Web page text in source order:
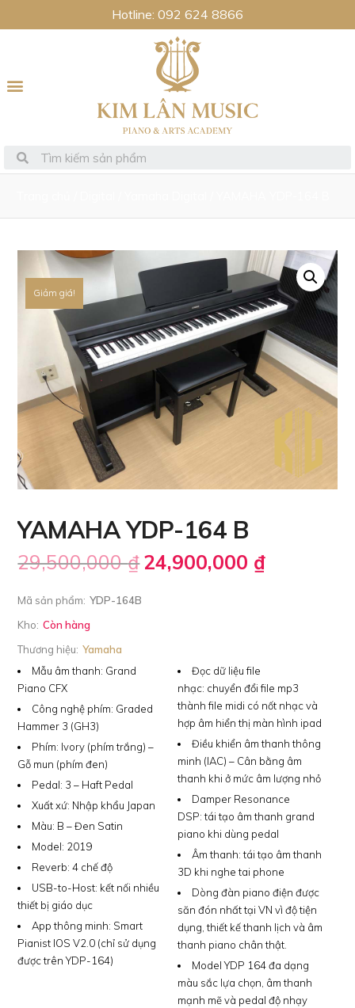
Hotline: 092 624 8866
Giảm giá!
YAMAHA YDP-164 B
29,500,000₫24,900,000 ₫
Mã sản phẩm: YDP-164B
Kho: Còn hàng
Thương hiệu: Yamaha
Mẫu âm thanh: Grand
Piano CFX
Công nghệ phím: Graded
Hammer 3 (GH3)
Phím: Ivory (phím trắng) –
Gỗ mun (phím đen)
Pedal: 3 – Haft Pedal
Xuất xứ: Nhập khẩu Japan
Màu: B – Đen Satin
Model: 2019
Reverb: 4 chế độ
USB-to-Host: kết nối nhiều
thiết bị giáo dục
App thông minh: Smart
Pianist IOS V2.0 (chỉ sử dụng
được trên YDP-164)
Đọc dữ liệu file
nhạc: chuyển đổi file mp3
thành file midi có nốt nhạc và
hợp âm hiển thị màn hình ipad
Điều khiển âm thanh thông
minh (IAC) – Cân bằng âm
thanh khi ở mức âm lượng nhỏ
Damper Resonance
DSP:tái tạo âm thanh grand
piano khi dùng pedal
Âm thanh:tái tạo âm thanh
3D khi nghe tai phone
Dòng đàn piano điện được
săn đón nhất tại VN vì độ tiện
dụng, thiết kế thanh lịch và âm
thanh piano chân thật.
Model YDP 164 đa dạng
màu sắc lựa chọn, âm thanh
mạnh mẽ và pedal độ nhạy